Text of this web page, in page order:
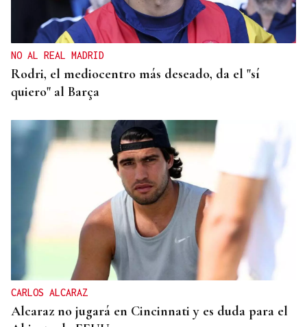
NO AL REAL MADRID
Rodri, el mediocentro más deseado, da el "sí
quiero" al Barça
CARLOS ALCARAZ
Alcaraz no jugará en Cincinnati y es duda para el